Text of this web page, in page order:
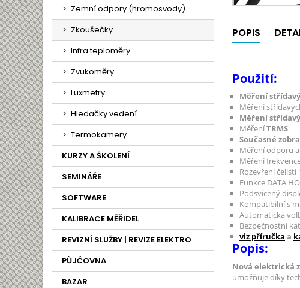
Zemní odpory (hromosvody)
Zkoušečky
Infra teploměry
Zvukoměry
Luxmetry
Hledačky vedení
Termokamery
KURZY A ŠKOLENÍ
SEMINÁŘE
SOFTWARE
KALIBRACE MĚŘIDEL
REVIZNÍ SLUŽBY | REVIZE ELEKTRO
PŮJČOVNA
BAZAR
POPIS
Použití:
Měření
Měření
Měření
MěřeníTRMS
Současné
Měření odporu
Měření
Rozevření čelistí
Funkce DATA
Podsvícený
Kompatibilní s
Automatická
Bezpečnostní
viz příručka a
Popis:
Nová elektrická
umožňuje díky